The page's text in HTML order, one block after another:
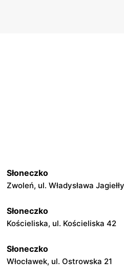
Słoneczko
Zwoleń, ul. Władysława
Słoneczko
Kościeliska, ul. Kościeliska 42
Słoneczko
Włocławek, ul. Ostrowska 21